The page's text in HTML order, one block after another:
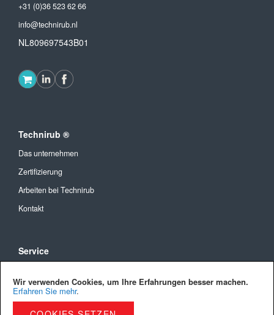
Wir verwenden Cookies, um Ihre Erfahrungen besser machen.
Erfahren Sie mehr.
+31 (0)36 523 62 66
info@technirub.nl
NL809697543B01
Technirub ®
Das unternehmen
Zertifizierung
Arbeiten bei Technirub
Kontakt
Service
Versandkosten und Lieferung